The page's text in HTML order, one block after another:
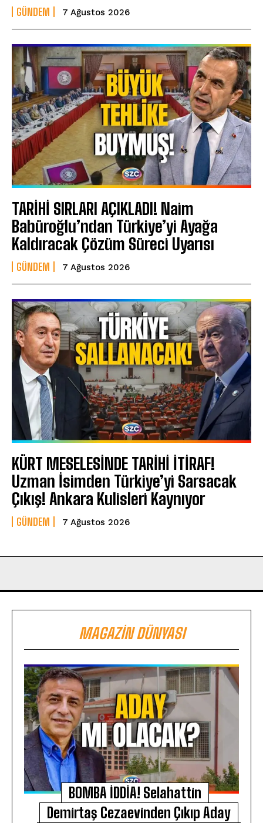
GÜNDEM 7 Ağustos 2026
TARİHİ SIRLARI AÇIKLADI! Naim
Babüroğlu’ndan Türkiye’yi Ayağa
Kaldıracak Çözüm Süreci Uyarısı
GÜNDEM 7 Ağustos 2026
KÜRT MESELESİNDE TARİHİ İTİRAF!
Uzman İsimden Türkiye’yi Sarsacak
Çıkış! Ankara Kulisleri Kaynıyor
GÜNDEM 7 Ağustos 2026
MAGAZIN DÜNYASI
BOMBA İDDİA! Selahattin
Demirtaş Cezaevinden Çıkıp Aday